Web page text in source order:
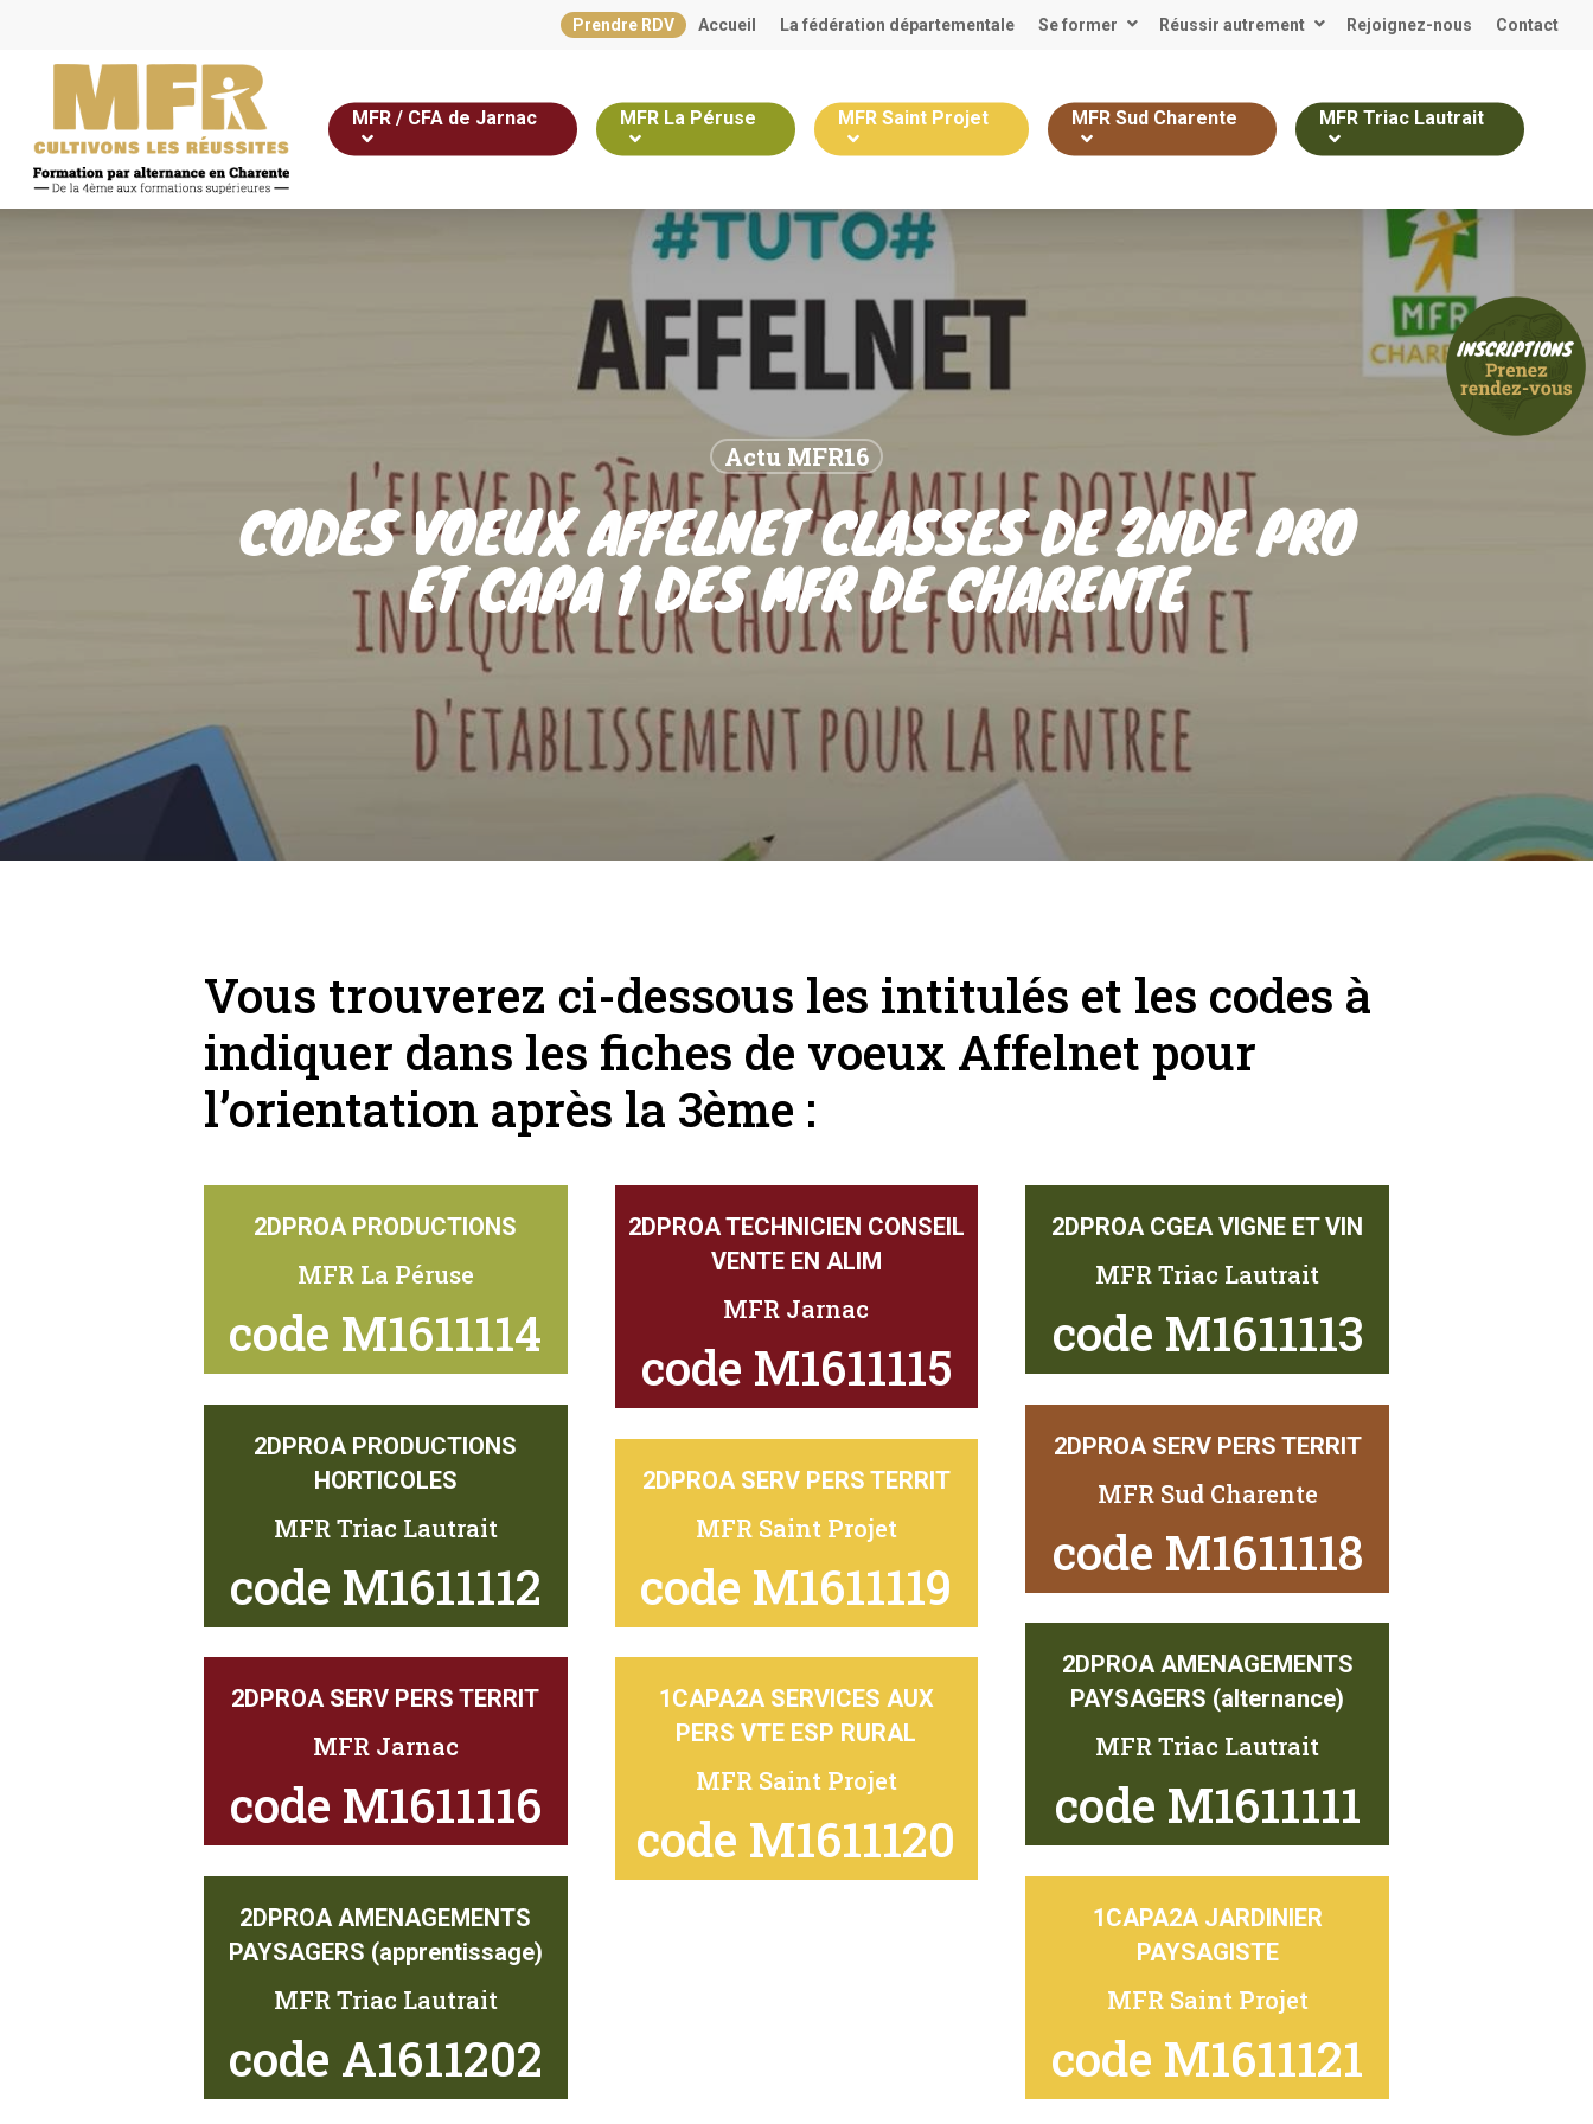
Prendre RDV Accueil La fédération départementale Se former Réussir autrement Rejoignez-nous Contact
MFR / CFA de Jarnac MFR La Péruse MFR Saint Projet MFR Sud Charente MFR Triac Lautrait
Actu MFR16
CODES VOEUX AFFELNET CLASSES DE 2NDE PRO
ET CAPA 1 DES MFR DE CHARENTE
Vous trouverez ci-dessous les intitulés et les codes à
indiquer dans les fiches de voeux Affelnet pour
l’orientation après la 3ème :
2DPROA PRODUCTIONS
MFR La Péruse
code M1611114
2DPROA PRODUCTIONS
HORTICOLES
MFR Triac Lautrait
code M1611112
2DPROA SERV PERS TERRIT
MFR Jarnac
code M1611116
2DPROA AMENAGEMENTS
PAYSAGERS (apprentissage)
MFR Triac Lautrait
code A1611202
2DPROA TECHNICIEN CONSEIL
VENTE EN ALIM
MFR Jarnac
code M1611115
2DPROA SERV PERS TERRIT
MFR Saint Projet
code M1611119
1CAPA2A SERVICES AUX
PERS VTE ESP RURAL
MFR Saint Projet
code M1611120
2DPROA CGEA VIGNE ET VIN
MFR Triac Lautrait
code M1611113
2DPROA SERV PERS TERRIT
MFR Sud Charente
code M1611118
2DPROA AMENAGEMENTS
PAYSAGERS (alternance)
MFR Triac Lautrait
code M1611111
1CAPA2A JARDINIER
PAYSAGISTE
MFR Saint Projet
code M1611121